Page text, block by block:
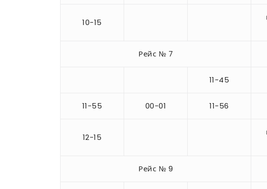
10-15
Рейс № 7
11-45
11-55 00-01 11-56
12-15
Рейс № 9